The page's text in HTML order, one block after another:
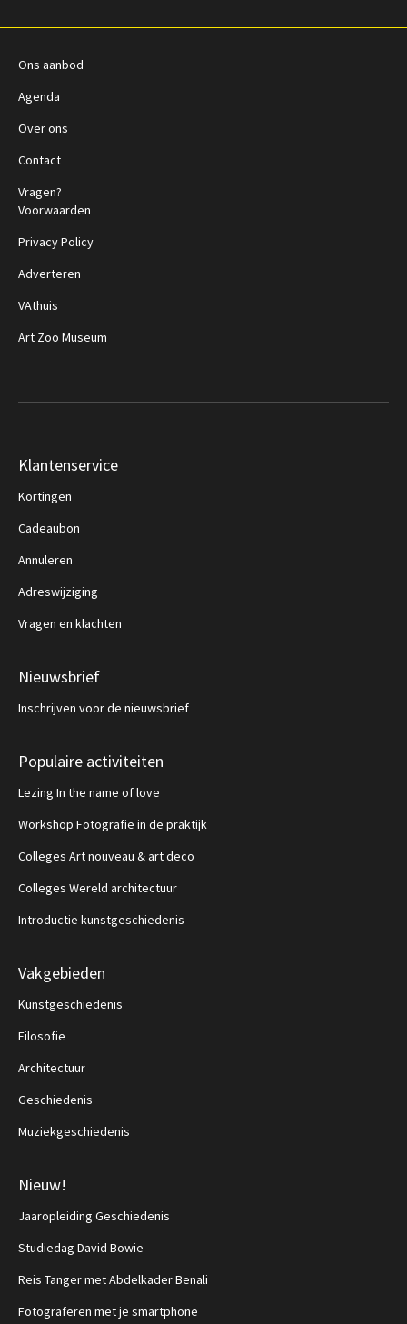
Ons aanbod
Agenda
Over ons
Contact
Vragen?
Voorwaarden
Privacy Policy
Adverteren
VAthuis
Art Zoo Museum
Klantenservice
Kortingen
Cadeaubon
Annuleren
Adreswijziging
Vragen en klachten
Nieuwsbrief
Inschrijven voor de nieuwsbrief
Populaire activiteiten
Lezing In the name of love
Workshop Fotografie in de praktijk
Colleges Art nouveau & art deco
Colleges Wereld architectuur
Introductie kunstgeschiedenis
Vakgebieden
Kunstgeschiedenis
Filosofie
Architectuur
Geschiedenis
Muziekgeschiedenis
Nieuw!
Jaaropleiding Geschiedenis
Studiedag David Bowie
Reis Tanger met Abdelkader Benali
Fotograferen met je smartphone